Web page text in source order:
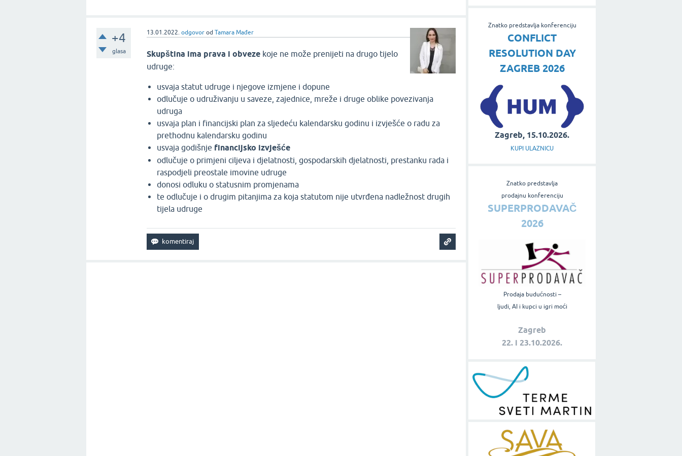
+4
glasa
13.01.2022. odgovor odTamara Mađer
Skupština ima prava i obveze koje ne može prenijeti na drugo tijelo
udruge:
usvaja statut udruge i njegove izmjene i dopune
odlučuje o udruživanju u saveze, zajednice, mreže i druge oblike povezivanja
udruga
usvaja plan i financijski plan za sljedeću kalendarsku godinu i izvješće o radu za
prethodnu kalendarsku godinu
usvaja godišnje financijsko izvješće
odlučuje o primjeni ciljeva i djelatnosti, gospodarskih djelatnosti, prestanku rada i
raspodjeli preostale imovine udruge
donosi odluku o statusnim promjenama
te odlučuje i o drugim pitanjima za koja statutom nije utvrđena nadležnost drugih
tijela udruge
Znatko predstavlja konferenciju
CONFLICT
RESOLUTION DAY
ZAGREB 2026
Zagreb, 15.10.2026.
KUPI ULAZNICU
Znatko predstavlja
prodajnu konferenciju
SUPERPRODAVAČ
2026
Prodaja budućnosti –
ljudi, AI i kupci u igri moći
Zagreb
22. i 23.10.2026.